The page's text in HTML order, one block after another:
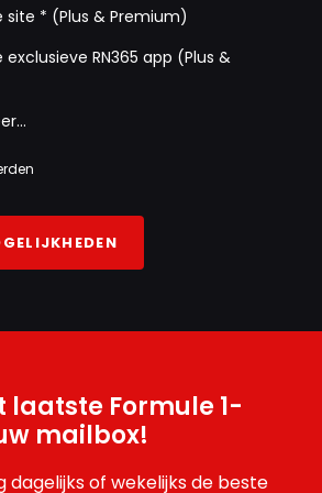
gegeven zou echter alsnog kunnen
Max bij RBR blijft al acht ik de kans
site * (Plus & Premium)
RN365 app (Plus &
laatste Formule 1-
mailbox!
dagelijks of wekelijks de beste